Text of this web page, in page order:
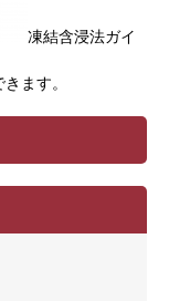
凍結含浸法ガイ
ます。